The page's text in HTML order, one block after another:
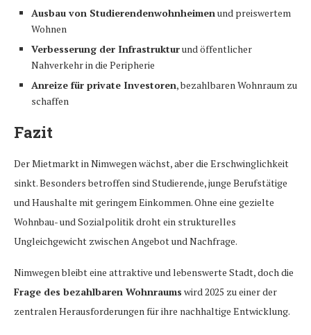
Ausbau von Studierendenwohnheimenund preiswertem
Wohnen
Verbesserung der Infrastrukturund öffentlicher
Nahverkehr in die Peripherie
Anreize für private Investoren, bezahlbaren Wohnraum zu
schaffen
Fazit
Der Mietmarkt in Nimwegen wächst, aber die Erschwinglichkeit
sinkt. Besonders betroffen sind Studierende, junge Berufstätige
und Haushalte mit geringem Einkommen. Ohne eine gezielte
Wohnbau- und Sozialpolitik droht ein strukturelles
Ungleichgewicht zwischen Angebot und Nachfrage.
Nimwegen bleibt eine attraktive und lebenswerte Stadt, doch die
Frage des bezahlbaren Wohnraums wird 2025 zu einer der
zentralen Herausforderungen für ihre nachhaltige Entwicklung.